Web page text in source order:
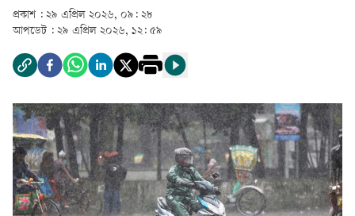
প্রকাশ : ২৯ এপ্রিল ২০২৬, ০৯: ২৮
আপডেট : ২৯ এপ্রিল ২০২৬, ১২: ৫৯